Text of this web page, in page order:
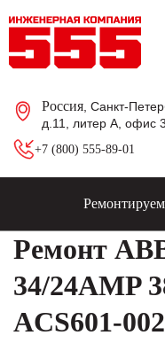
Россия , Санкт-
д.11, литер А, офис
+7 (800) 555-89-01
Ремонт
34/24AMP
ACS601-